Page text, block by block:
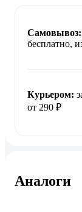
Самовывоз:
бесплатно,
Курьером:
от 290 ₽
Аналоги